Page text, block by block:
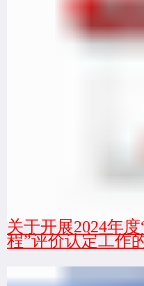
关于开展2024年
程”评价认定工作